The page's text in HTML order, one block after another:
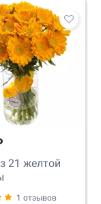
21 желтой
1 отзывов